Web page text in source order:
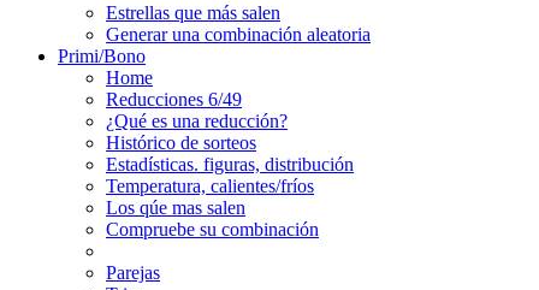
Estrellas que más salen
Generar una combinación aleatoria
Primi/Bono
Home
Reducciones 6/49
¿Qué es una reducción?
Histórico de sorteos
Estadísticas. figuras, distribución
Temperatura, calientes/fríos
Los qúe mas salen
Compruebe su combinación
Parejas